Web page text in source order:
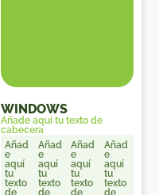
WINDOWS
Añade aquí tu texto de
cabecera
Añad
e
aquí
tu
texto
de
Añad
e
aquí
tu
texto
de
Añad
e
aquí
tu
texto
de
Añad
e
aquí
tu
texto
de